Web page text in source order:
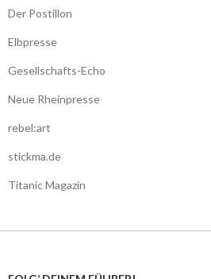
Der Postillon
Elbpresse
Gesellschafts-Echo
Neue Rheinpresse
rebel:art
stickma.de
Titanic Magazin